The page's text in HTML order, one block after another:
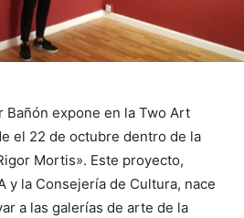
Bañón expone en la Two Art
el 22 de octubre dentro de la
Mortis». Este proyecto,
y la Consejería de Cultura, nace
a las galerías de arte de la